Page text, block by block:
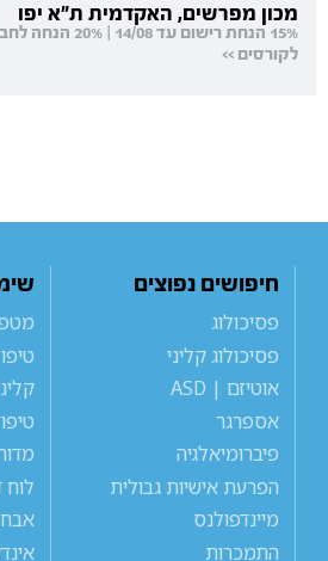
מכון מפרשים, האקדמית ת"א יפו
15% הנחת רישום
לקורסים >>
חיפושים נפוצים
פסיכולוג
פסיכולוג קליני
אוטיזם | ASD
אספרגר
פיברומיאלגיה
הפרעת אישיות גבולית
מיינדפולנס
התמכרות
לוח